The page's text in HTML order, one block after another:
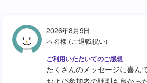
2026年8月9日
匿名様 (ご退職祝い)
たくさんのメッセージに喜ん
および参加者の評判も良かった